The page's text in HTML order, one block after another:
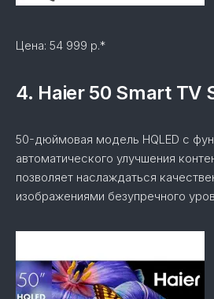
Цена: 54 999 р.*
4. Haier 50 Smart TV
50-дюймовая модель HQLED с
автоматического улучшения
позволяет наслаждаться
изображениями безупречного